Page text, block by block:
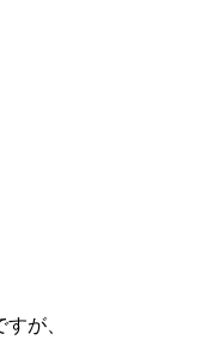
が、